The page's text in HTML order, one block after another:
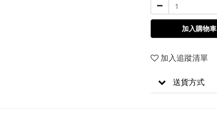
加入購物車
加入追蹤清單
送貨方式